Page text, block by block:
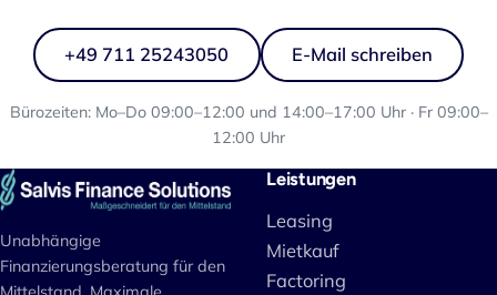
+49 711 25243050 E-Mail schreiben
Bürozeiten: Mo–Do 09:00–12:00 und 14:00–17:00 Uhr · Fr 09:00–
12:00 Uhr
Unabhängige
Finanzierungsberatung für den
Leistungen
Leasing
Mietkauf
Factoring